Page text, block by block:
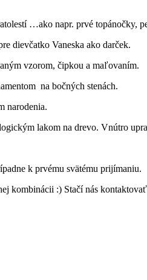
…ako napr. prvé topánočky,
dievčatko Vaneska ako darček.
vzorom, čipkou a maľovaním.
na bočných stenách.
narodenia.
lakom na drevo. Vnútro
k prvému svätému prijímaniu.
kombinácii :) Stačí nás